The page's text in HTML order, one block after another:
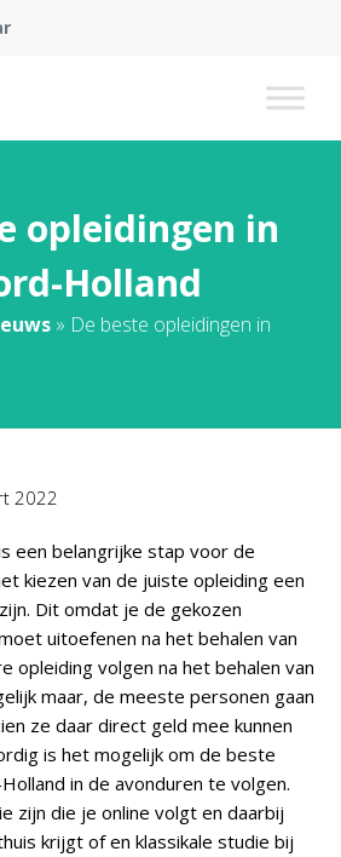
opleidingen in
Holland
» De beste opleidingen in
2022
een belangrijke stap voor de
kiezen van de juiste opleiding een
Dit omdat je de gekozen
uitoefenen na het behalen van
opleiding volgen na het behalen van
maar, de meeste personen gaan
ze daar direct geld mee kunnen
is het mogelijk om de beste
in de avonduren te volgen.
zijn die je online volgt en daarbij
krijgt of en klassikale studie bij